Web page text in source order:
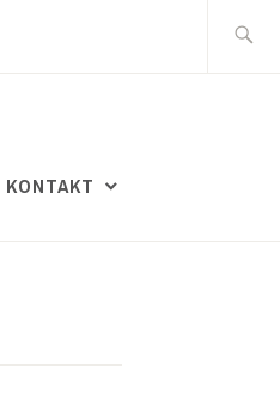
nach:
KONTAKT